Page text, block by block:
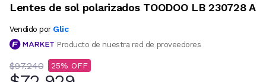
Lentes de sol polarizados TOODOO LB 230728 A
Vendido por Glic
Producto de nuestra red de proveedores
$97.240 25